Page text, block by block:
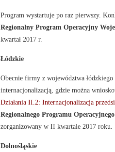
Program wystartuje po raz pierwszy.
Regionalny Program Operacyjny
kwartał 2017 r.
Łódzkie
Obecnie firmy z województwa
internacjonalizacją, gdzie można
Działania II.2: Internacjonalizacja
Regionalnego Programu
zorganizowany w II kwartale 2017 roku.
Dolnośląskie